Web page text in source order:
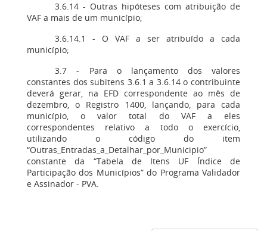
3.6.14 - Outras hipóteses com atribuição de
VAF a mais de um município;
3.6.14.1 - O VAF a ser atribuído a cada
município;
3.7 - Para o lançamento dos valores
constantes dos subitens 3.6.1 a 3.6.14 o contribuinte
deverá gerar, na EFD correspondente ao mês de
dezembro, o Registro 1400, lançando, para cada
município, o valor total do VAF a eles
correspondentes relativo a todo o exercício,
utilizando o código do item
“Outras_Entradas_a_Detalhar_por_Municipio”
constante da “Tabela de Itens UF Índice de
Participação dos Municípios” do Programa Validador
e Assinador - PVA.